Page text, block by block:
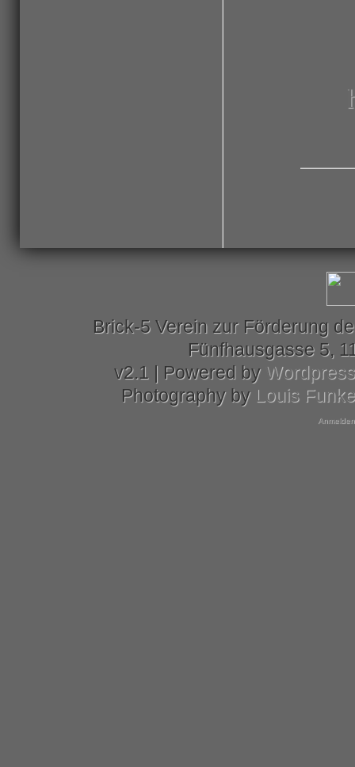
Brick-5 Verein zur Förderung
Fünfhausgasse 5,
v2.1 | Powered by Wordpress
Photography by Louis Funke
Anmelden